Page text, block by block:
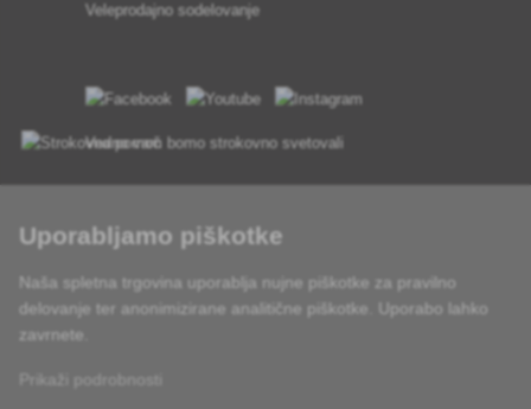
Veleprodajno sodelovanje
Vedno vam bomo strokovno svetovali
85 % blaga na zalogi
Dostava v 24 h od pon do pet
Uporabljamo piškotke
Naša spletna trgovina uporablja nujne piškotke za pravilno
delovanje ter anonimizirane analitične piškotke. Uporabo lahko
zavrnete.
Prikaži podrobnosti